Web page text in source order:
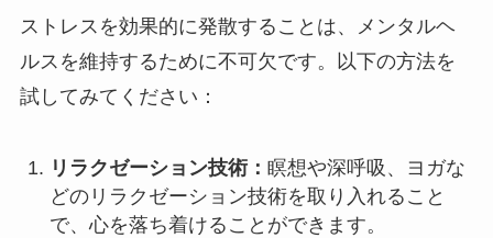
ストレスを効果的に発散することは、メンタルヘ
ルスを維持するために不可欠です。以下の方法を
試してみてください：
リラクゼーション技術： 瞑想や深呼吸、ヨガな
どのリラクゼーション技術を取り入れること
で、心を落ち着けることができます。